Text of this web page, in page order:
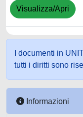
Visualizza/Apri
I documenti in
tutti i diritti sono
Informazioni